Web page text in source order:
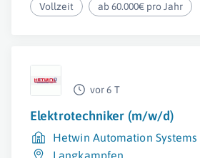
Vollzeit ab 60.000€ pro Jahr
vor 6 T
Elektrotechniker (m/w/d)
Hetwin Automation Systems
Langkampfen